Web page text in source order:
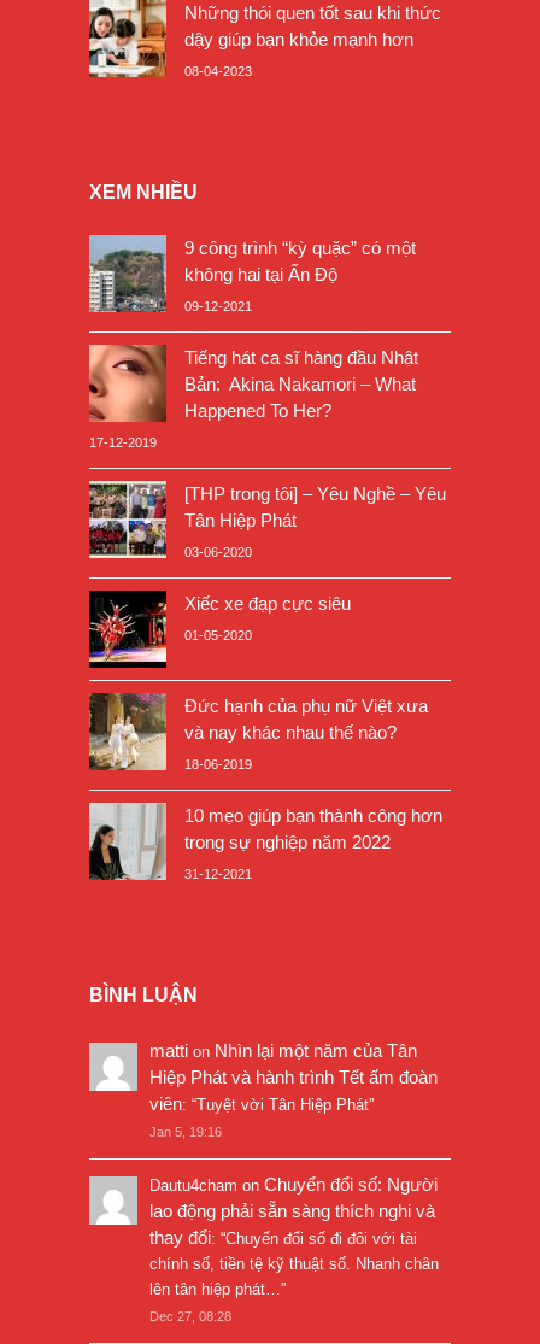
Những thói quen tốt sau khi thức
dậy giúp bạn khỏe mạnh hơn
08-04-2023
XEM NHIỀU
9 công trình “kỳ quặc” có một
không hai tại Ấn Độ
09-12-2021
Tiếng hát ca sĩ hàng đầu Nhật
Bản: Akina Nakamori – What
Happened To Her?
17-12-2019
[THP trong tôi] – Yêu Nghề – Yêu
Tân Hiệp Phát
03-06-2020
Xiếc xe đạp cực siêu
01-05-2020
Đức hạnh của phụ nữ Việt xưa
và nay khác nhau thế nào?
18-06-2019
10 mẹo giúp bạn thành công hơn
trong sự nghiệp năm 2022
31-12-2021
BÌNH LUẬN
matti on Nhìn lại một năm của Tân
Hiệp Phát và hành trình Tết ấm đoàn
viên: “Tuyệt vời Tân Hiệp Phát”
Jan 5, 19:16
Dautu4cham on Chuyển đổi số: Người
lao động phải sẵn sàng thích nghi và
thay đổi: “Chuyển đổi số đi đôi với tài
chính số, tiền tệ kỹ thuật số. Nhanh chân
lên tân hiệp phát… ”
Dec 27, 08:28